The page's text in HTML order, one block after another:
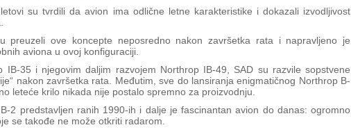
su tvrdili da avion ima odlične letne karakteristike i dokazali izvodljivost
preuzeli ove koncepte neposredno nakon završetka rata i napravljeno je
aviona u ovoj konfiguraciji.
IB-35 i njegovim daljim razvojem Northrop IB-49, SAD su razvile sopstvene
nakon završetka rata. Međutim, sve do lansiranja enigmatičnog Northrop B-
leteće krilo nikada nije postalo spremno za proizvodnju.
2 predstavljen ranih 1990-ih i dalje je fascinantan avion do danas: ogromno
se takođe ne može otkriti radarom.